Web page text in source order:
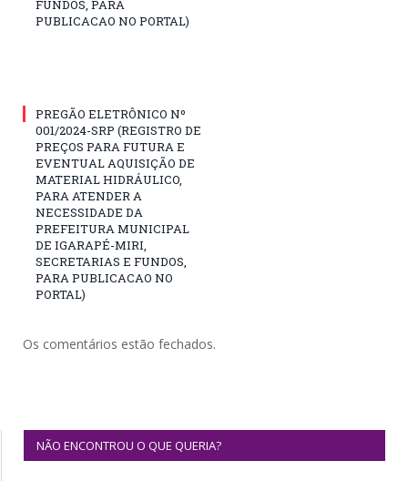
FUNDOS, PARA
PUBLICACAO NO PORTAL)
PREGÃO ELETRÔNICO Nº
001/2024-SRP (REGISTRO DE
PREÇOS PARA FUTURA E
EVENTUAL AQUISIÇÃO DE
MATERIAL HIDRÁULICO,
PARA ATENDER A
NECESSIDADE DA
PREFEITURA MUNICIPAL
DE IGARAPÉ-MIRI,
SECRETARIAS E FUNDOS,
PARA PUBLICACAO NO
PORTAL)
Os comentários estão fechados.
NÃO ENCONTROU O QUE QUERIA?